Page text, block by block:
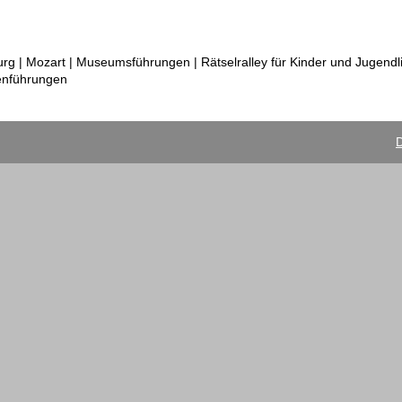
| Mozart | Museumsführungen | Rätselralley für Kinder und